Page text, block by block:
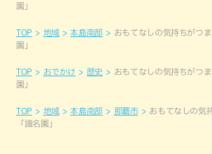
園」
TOP 地域 本島南部
おもてなしの気持ちがつ
園」
TOP おでかけ 歴史
おもてなしの気持ちがつ
園」
TOP 地域 本島南部 那覇市
おもてなしの気
「識名園」